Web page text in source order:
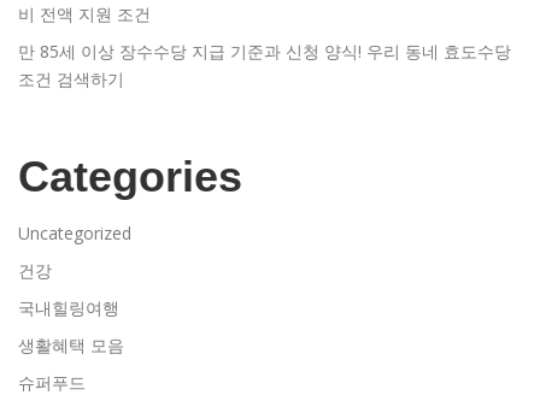
비 전액 지원 조건
만 85세 이상 장수수당 지급 기준과 신청 양식! 우리 동네 효도수당
조건 검색하기
Categories
Uncategorized
건강
국내힐링여행
생활혜택 모음
슈퍼푸드